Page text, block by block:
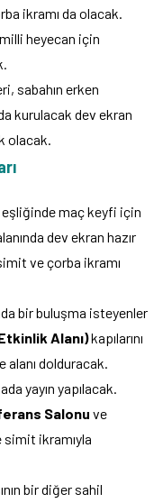
ikramı da olacak.
heyecan için
sabahın erken
kurulacak dev ekran
olacak.
maç keyfi için
dev ekran hazır
ve çorba ikramı
bir buluşma isteyenler
Alanı)kapılarını
alanı dolduracak.
yayın yapılacak.
Salonu ve
simit ikramıyla
bir diğer sahil